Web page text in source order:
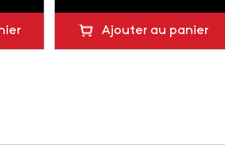
Ajouter au panier